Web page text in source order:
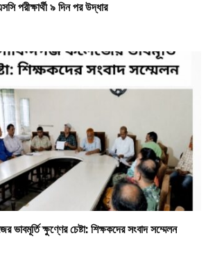
পরীক্ষার্থী ৯ দিন পর উদ্ধার
ভাবমূর্তি ক্ষুণ্ণের চেষ্টা: শিক্ষকদের সংবাদ সম্মেলন